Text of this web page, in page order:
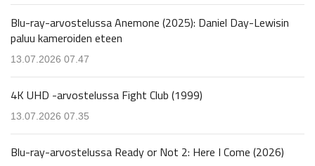
Blu-ray-arvostelussa Anemone (2025): Daniel Day-Lewisin
paluu kameroiden eteen
13.07.2026 07.47
4K UHD -arvostelussa Fight Club (1999)
13.07.2026 07.35
Blu-ray-arvostelussa Ready or Not 2: Here I Come (2026)